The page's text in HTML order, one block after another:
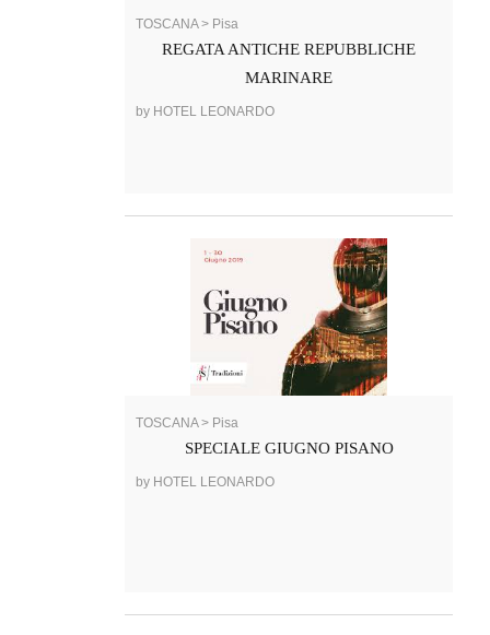
TOSCANA > Pisa
REGATA ANTICHE REPUBBLICHE
MARINARE
by HOTEL LEONARDO
TOSCANA > Pisa
SPECIALE GIUGNO PISANO
by HOTEL LEONARDO